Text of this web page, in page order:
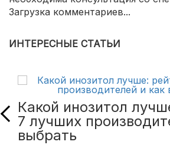
Загрузка комментариев...
ИНТЕРЕСНЫЕ СТАТЬИ
Какой инозитол
7 лучших
выбрать